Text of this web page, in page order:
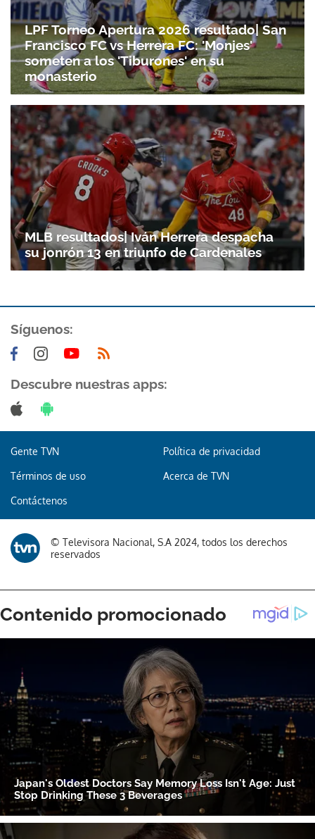
Gracias por suscribirte a nuestro boletín.
LPF Torneo Apertura 2026 resultado| San
Francisco FC vs Herrera FC: 'Monjes'
someten a los 'Tiburones' en su
monasterio
MLB resultados| Iván Herrera despacha
su jonrón 13 en triunfo de Cardenales
Síguenos:
Descubre nuestras apps:
Gente TVN Política de privacidad
Términos de uso Acerca de TVN
Contáctenos
© Televisora Nacional, S.A 2024, todos los derechos
reservados